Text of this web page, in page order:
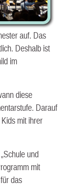
auf. Das
Deshalb ist
im
diese
Darauf
mit ihrer
und
mit
das